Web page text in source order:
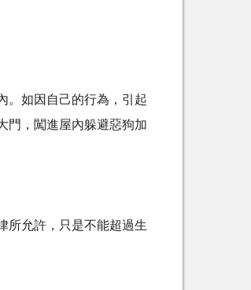
。如因自己的行為，引起
門，闖進屋內躲避惡狗加
所允許，只是不能超過生